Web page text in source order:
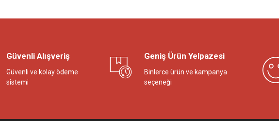
Güvenli Alışveriş
Güvenli ve kolay ödeme
sistemi
Geniş Ürün Yelpazesi
Binlerce ürün ve kampanya
seçeneği